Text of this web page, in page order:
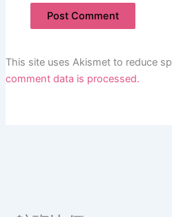
This site uses Akismet to reduce
comment data is processed.